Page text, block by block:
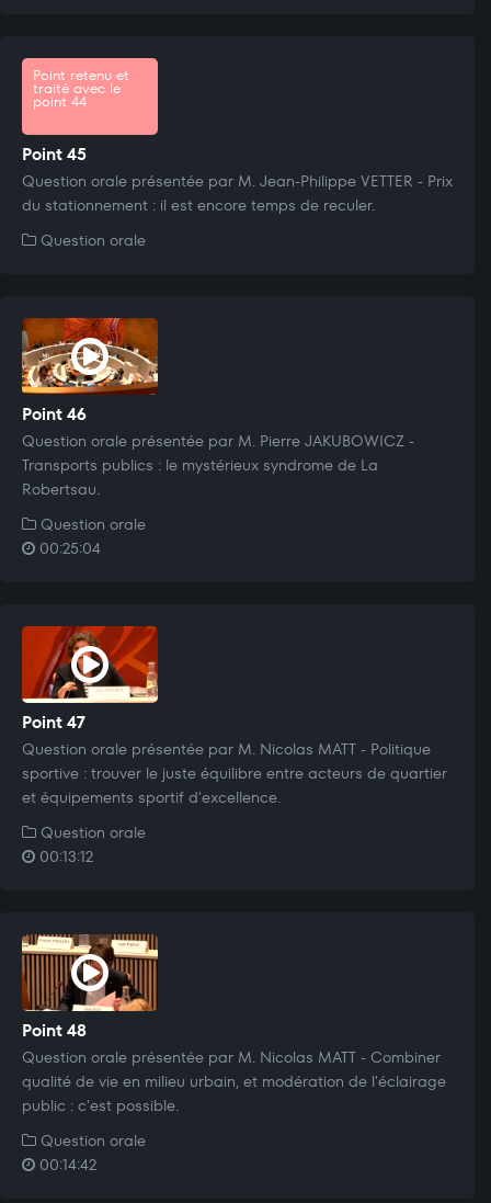
Point retenu et
traité avec le
point 44
Point 45
Question orale présentée par M. Jean-Philippe VETTER - Prix
du stationnement : il est encore temps de reculer.
Question orale
Point 46
Question orale présentée par M. Pierre JAKUBOWICZ -
Transports publics : le mystérieux syndrome de La
Robertsau.
Question orale
00:25:04
Point 47
Question orale présentée par M. Nicolas MATT - Politique
sportive : trouver le juste équilibre entre acteurs de quartier
et équipements sportif d'excellence.
Question orale
00:13:12
Point 48
Question orale présentée par M. Nicolas MATT - Combiner
qualité de vie en milieu urbain, et modération de l'éclairage
public : c'est possible.
Question orale
00:14:42